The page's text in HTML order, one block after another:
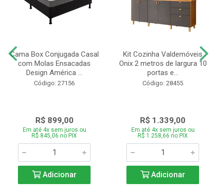
Cama Box Conjugada Casal
com Molas Ensacadas
Design América ...
Código: 27156
R$ 899,00
Em até 4x sem juros ou
R$ 845,06 no PIX
Adicionar
Kit Cozinha Valdemóveis
Onix 2 metros de largura 10
portas e...
Código: 28455
R$ 1.339,00
Em até 4x sem juros ou
R$ 1.258,66 no PIX
Adicionar